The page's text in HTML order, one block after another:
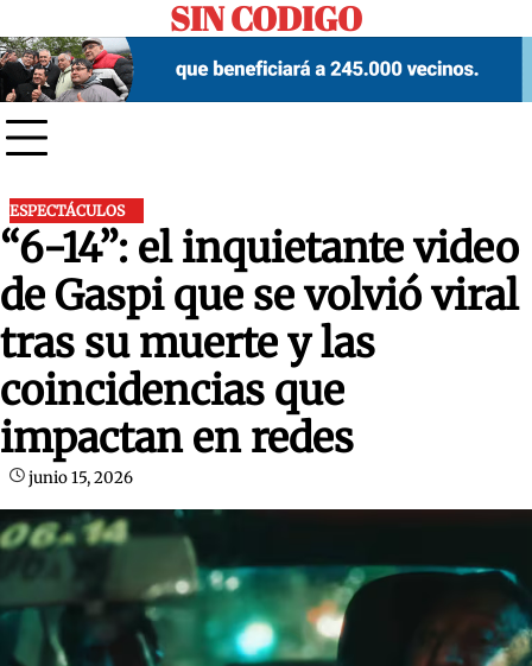
to
content
SIN CODIGO
ESPECTÁCULOS
“6-14”: el inquietante video
de Gaspi que se volvió viral
tras su muerte y las
coincidencias que
impactan en redes
junio 15, 2026